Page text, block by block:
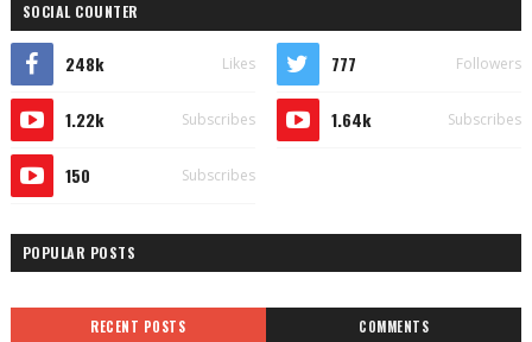
SOCIAL COUNTER
248k Likes 777 Followers
1.22k Subscribes 1.64k Subscribes
150 Subscribes
POPULAR POSTS
RECENT POSTS COMMENTS